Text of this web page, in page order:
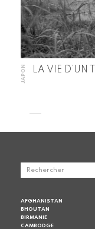
JAPON LA VIE D’UN
AFGHANISTAN
BHOUTAN
BIRMANIE
CAMBODGE